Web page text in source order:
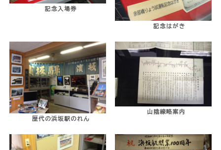
記念入場券
記念はがき
歴代の浜坂駅のれん
山陰線略案内